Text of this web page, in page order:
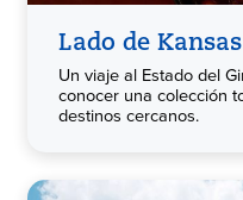
Lado de Kansas
Un viaje al Estado del
conocer una colección
destinos cercanos.